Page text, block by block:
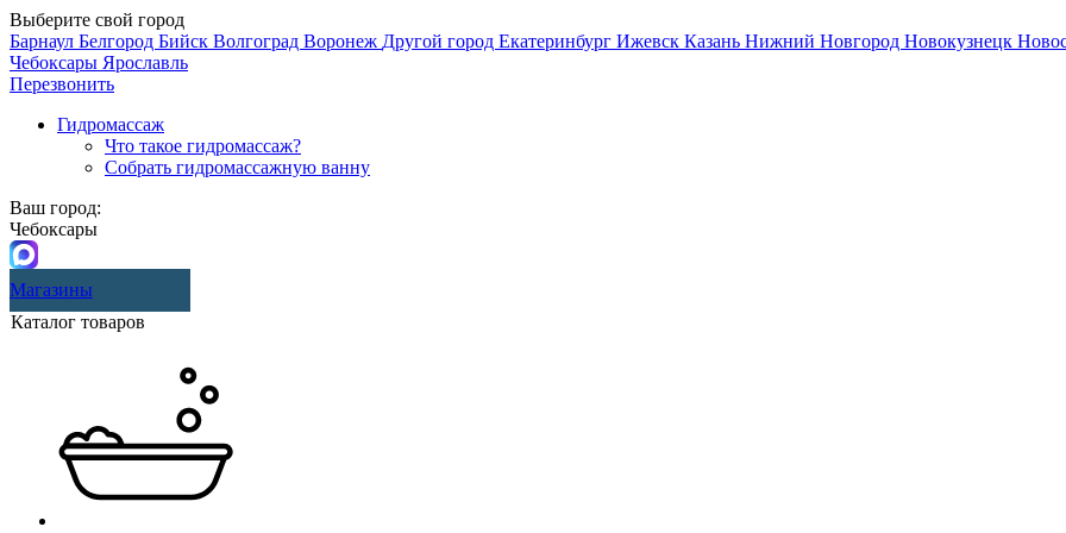
Выберите свой город
Барнаул Белгород Бийск Волгоград Воронеж Другой город Екатеринбург Ижевск Казань Нижний Новгород Новокузнецк
Чебоксары Ярославль
Перезвонить
Гидромассаж
Что такое гидромассаж?
Собрать гидромассажную ванну
Ваш город:
Чебоксары
Магазины
Каталог товаров